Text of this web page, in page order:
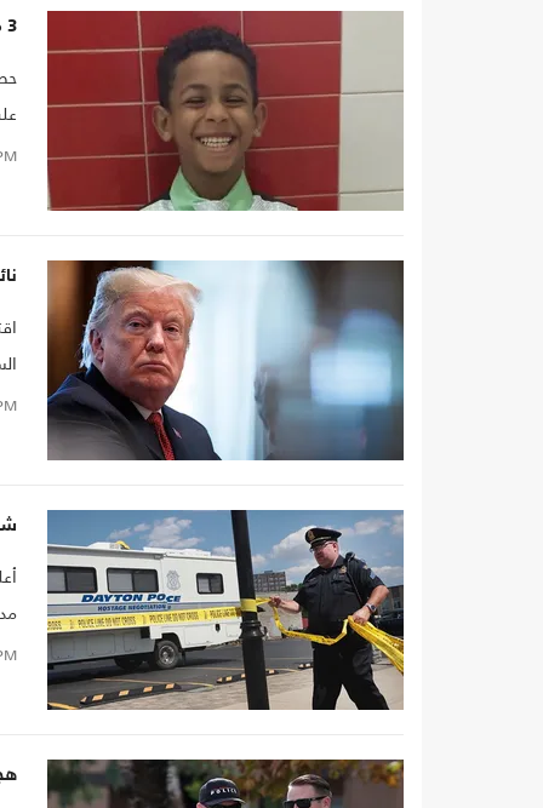
3 ملايين دولار تعويضا لعائلة انتحر طفلها بسبب "التنمر"